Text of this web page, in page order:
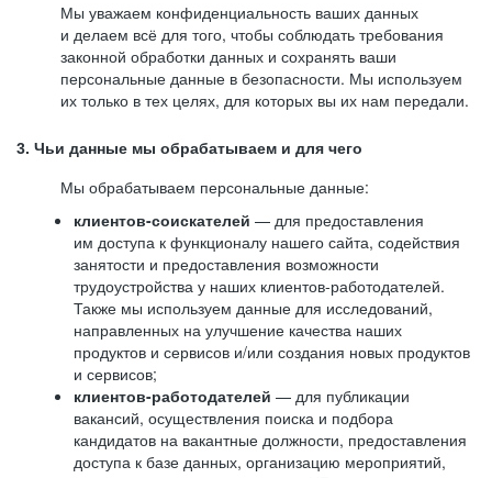
Мы уважаем конфиденциальность ваших данных
и делаем всё для того, чтобы соблюдать требования
законной обработки данных и сохранять ваши
персональные данные в безопасности. Мы используем
их только в тех целях, для которых вы их нам передали.
3. Чьи данные мы обрабатываем и для чего
Мы обрабатываем персональные данные:
клиентов-соискателей — для предоставления
им доступа к функционалу нашего сайта, содействия
занятости и предоставления возможности
трудоустройства у наших клиентов-работодателей.
Также мы используем данные для исследований,
направленных на улучшение качества наших
продуктов и сервисов и/или создания новых продуктов
и сервисов;
клиентов-работодателей — для публикации
вакансий, осуществления поиска и подбора
кандидатов на вакантные должности, предоставления
доступа к базе данных, организацию мероприятий,